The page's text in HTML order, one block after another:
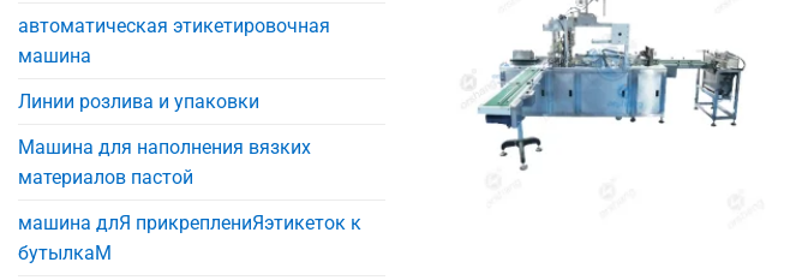
автоматическая этикетировочная
машина
Линии розлива и упаковки
Машина для наполнения вязких
материалов пастой
машина длЯ прикреплениЯэтикеток к
бутылкаM